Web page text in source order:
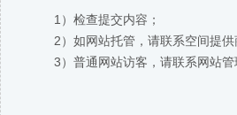
1）检查提交内容；
2）如网站托管，请联系空间提供
3）普通网站访客，请联系网站管